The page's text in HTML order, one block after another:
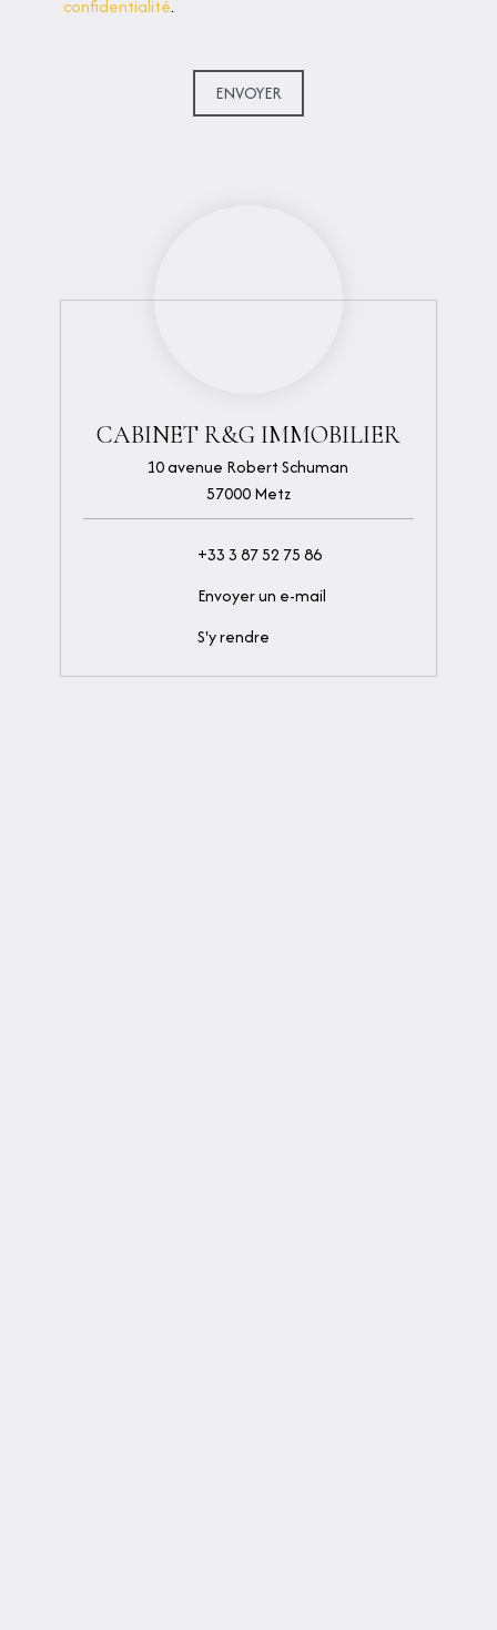
confidentialité.
ENVOYER
CABINET R&G IMMOBILIER
10 avenue Robert Schuman
57000 Metz
+33 3 87 52 75 86
Envoyer un e-mail
S'y rendre